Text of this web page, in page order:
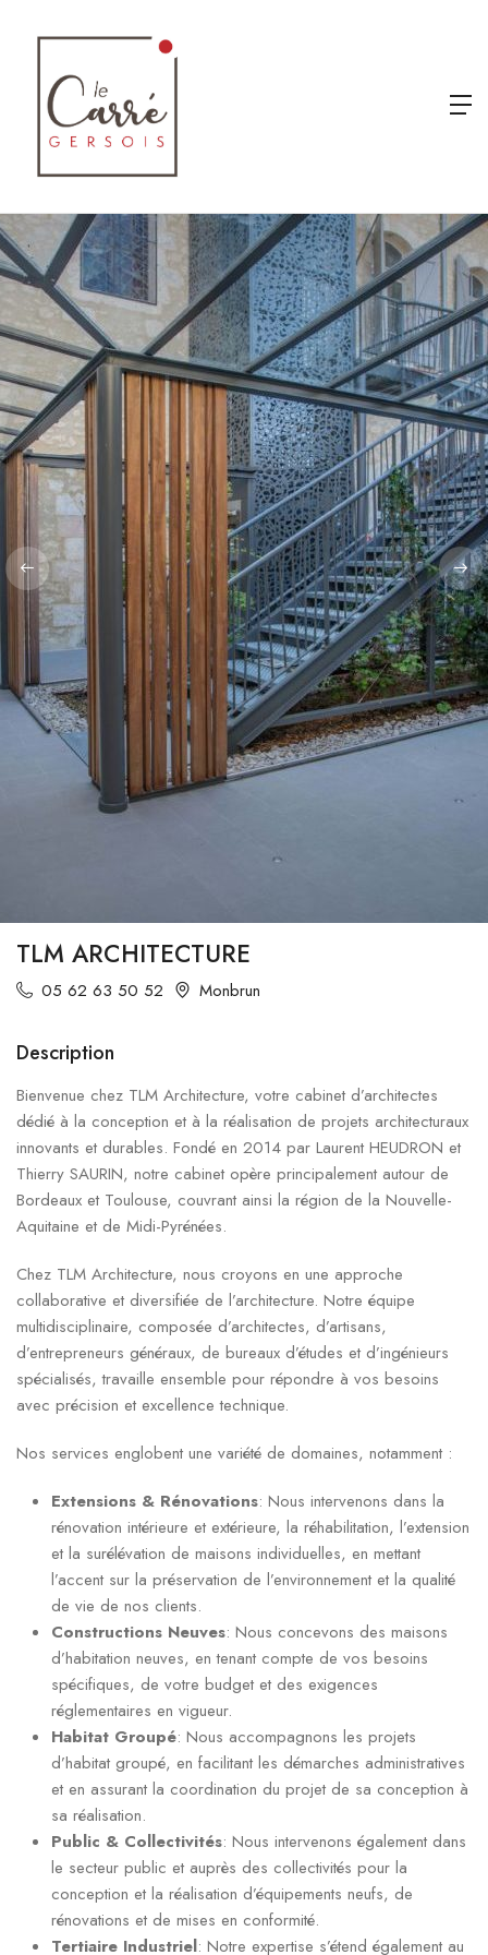
TLM ARCHITECTURE
05 62 63 50 52 Monbrun
Description
Bienvenue chez TLM Architecture, votre cabinet d’architectes
dédié à la conception et à la réalisation de projets architecturaux
innovants et durables. Fondé en 2014 par Laurent HEUDRON et
Thierry SAURIN, notre cabinet opère principalement autour de
Bordeaux et Toulouse, couvrant ainsi la région de la Nouvelle-
Aquitaine et de Midi-Pyrénées.
Chez TLM Architecture, nous croyons en une approche
collaborative et diversifiée de l’architecture. Notre équipe
multidisciplinaire, composée d’architectes, d’artisans,
d’entrepreneurs généraux, de bureaux d’études et d’ingénieurs
spécialisés, travaille ensemble pour répondre à vos besoins
avec précision et excellence technique.
Nos services englobent une variété de domaines, notamment :
Extensions & Rénovations: Nous intervenons dans la
rénovation intérieure et extérieure, la réhabilitation, l’extension
et la surélévation de maisons individuelles, en mettant
l’accent sur la préservation de l’environnement et la qualité
de vie de nos clients.
Constructions Neuves: Nous concevons des maisons
d’habitation neuves, en tenant compte de vos besoins
spécifiques, de votre budget et des exigences
réglementaires en vigueur.
Habitat Groupé: Nous accompagnons les projets
d’habitat groupé, en facilitant les démarches administratives
et en assurant la coordination du projet de sa conception à
sa réalisation.
Public & Collectivités: Nous intervenons également dans
le secteur public et auprès des collectivités pour la
conception et la réalisation d’équipements neufs, de
rénovations et de mises en conformité.
Tertiaire Industriel: Notre expertise s’étend également au